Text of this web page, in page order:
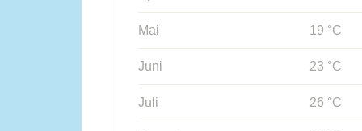
Mai 19 °C
Juni 23 °C
Juli 26 °C